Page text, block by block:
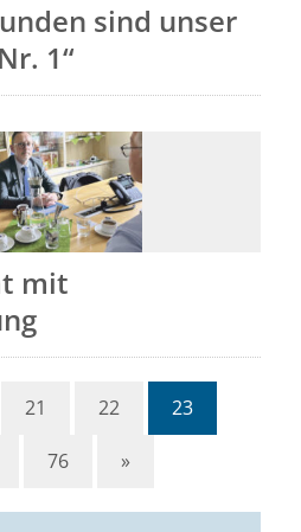
sind unser
1“
mit
21 22 23
76 »